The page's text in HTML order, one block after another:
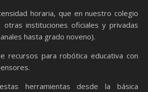
horaria, que en nuestro colegio
instituciones oficiales y privadas
hasta grado noveno).
recursos para robótica educativa con
herramientas desde la básica